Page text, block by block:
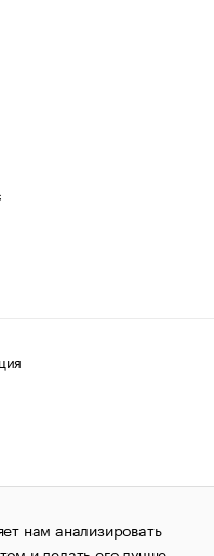
авторских прав
1995–2026.Сообщения
«РБК»
нам анализировать